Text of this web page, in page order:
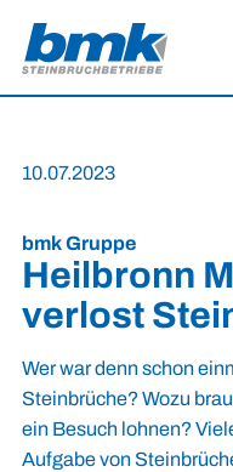
bmk Gruppe
Heilbronn
verlost
Wer war denn schon
Steinbrüche? Wozu
ein Besuch lohnen?
Aufgabe von
10.07.2023